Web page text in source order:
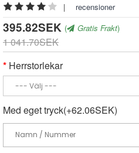
| recensioner
395.82SEK ( Gratis Frakt)
1 041.70SEK
Herrstorlekar
Med eget tryck(+62.06SEK)